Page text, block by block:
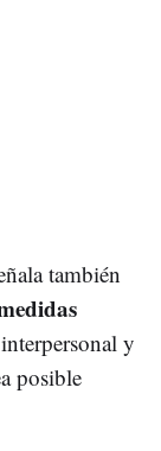
también
y
posible